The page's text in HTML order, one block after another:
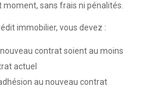
moment, sans frais ni pénalités.
immobilier, vous devez :
contrat soient au moins
actuel
au nouveau contrat